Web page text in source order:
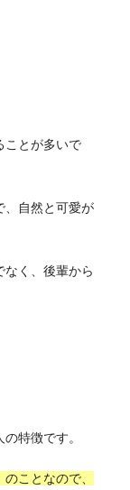
ことが多いで
、自然と可愛が
く、後輩から
特徴です。
ことなので、